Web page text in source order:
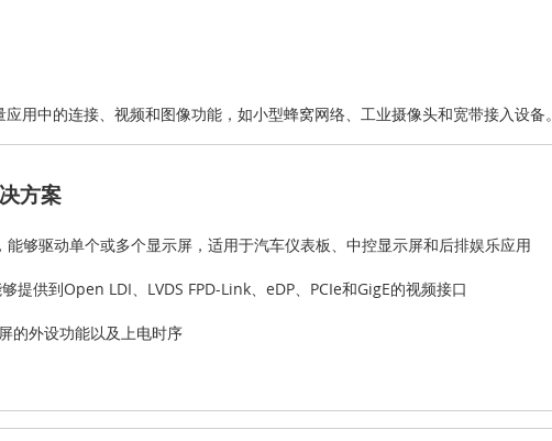
用中的连接、视频和图像功能，如小型蜂窝网络、工业摄像头和宽带接入设备。
方案
能够驱动单个或多个显示屏，适用于汽车仪表板、中控显示屏和后排娱乐应用
提供到Open LDI、LVDS FPD-Link、eDP、PCIe和GigE的视频接口
的外设功能以及上电时序